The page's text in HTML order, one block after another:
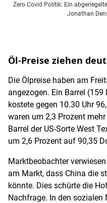
Zero Covid Politik: Ein
Jonathan
Öl-Preise ziehen
Die Ölpreise haben am
angezogen. Ein Barrel
kostete gegen 10.30 Uhr
waren um 2,3 Prozent
Barrel der US-Sorte West
um 2,6 Prozent auf 90,35
Marktbeobachter
am Markt, dass China die
könnte. Dies schürte die
Nachfrage. In den sozialen